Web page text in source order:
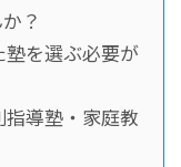
？
を選ぶ必要が
導塾・家庭教